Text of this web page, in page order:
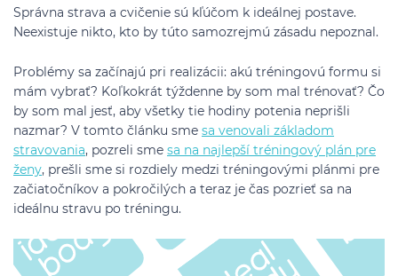
Správna strava a cvičenie sú kľúčom k ideálnej postave.
Neexistuje nikto, kto by túto samozrejmú zásadu nepoznal.
Problémy sa začínajú pri realizácii: akú tréningovú formu si
mám vybrať? Koľkokrát týždenne by som mal trénovať? Čo
by som mal jesť, aby všetky tie hodiny potenia neprišli
nazmar? V tomto článku sme sa venovali základom
stravovania, pozreli sme sa na najlepší tréningový plán pre
ženy, prešli sme si rozdiely medzi tréningovými plánmi pre
začiatočníkov a pokročilých a teraz je čas pozrieť sa na
ideálnu stravu po tréningu.